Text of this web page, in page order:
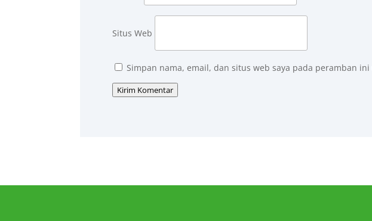
Situs Web
Simpan nama, email, dan situs web saya pada peramban
Kirim Komentar